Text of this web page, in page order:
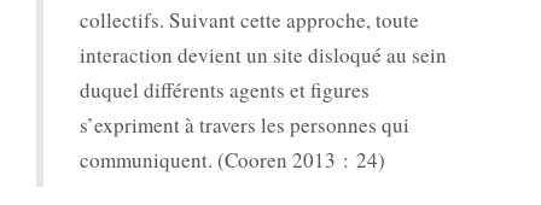
collectifs. Suivant cette approche, toute
interaction devient un site disloqué au sein
duquel différents agents et figures
s’expriment à travers les personnes qui
communiquent. (Cooren 2013 : 24)